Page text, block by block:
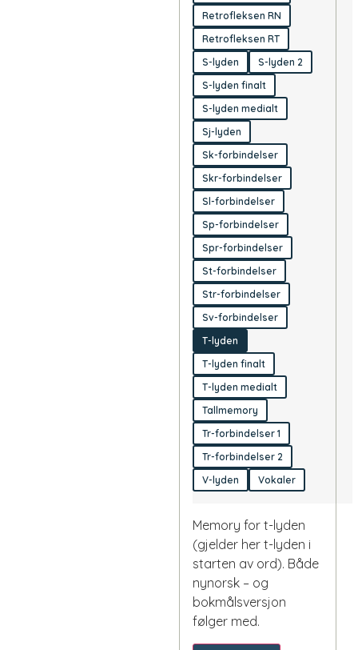
Retrofleksen RN
Retrofleksen RT
S-lyden
S-lyden 2
S-lyden finalt
S-lyden medialt
Sj-lyden
Sk-forbindelser
Skr-forbindelser
Sl-forbindelser
Sp-forbindelser
Spr-forbindelser
St-forbindelser
Str-forbindelser
Sv-forbindelser
T-lyden
T-lyden finalt
T-lyden medialt
Tallmemory
Tr-forbindelser 1
Tr-forbindelser 2
V-lyden
Vokaler
Memory for t-lyden
(gjelder her t-lyden i
starten av ord). Både
nynorsk – og
bokmålsversjon
følger med.